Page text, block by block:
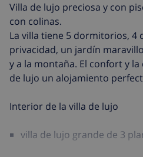
Villa de lujo preciosa y con
con colinas.
La villa tiene 5 dormitorios, 4
privacidad, un jardín
y a la montaña. El confort y
de lujo un alojamiento
Interior de la villa de lujo
villa de lujo grande de 3